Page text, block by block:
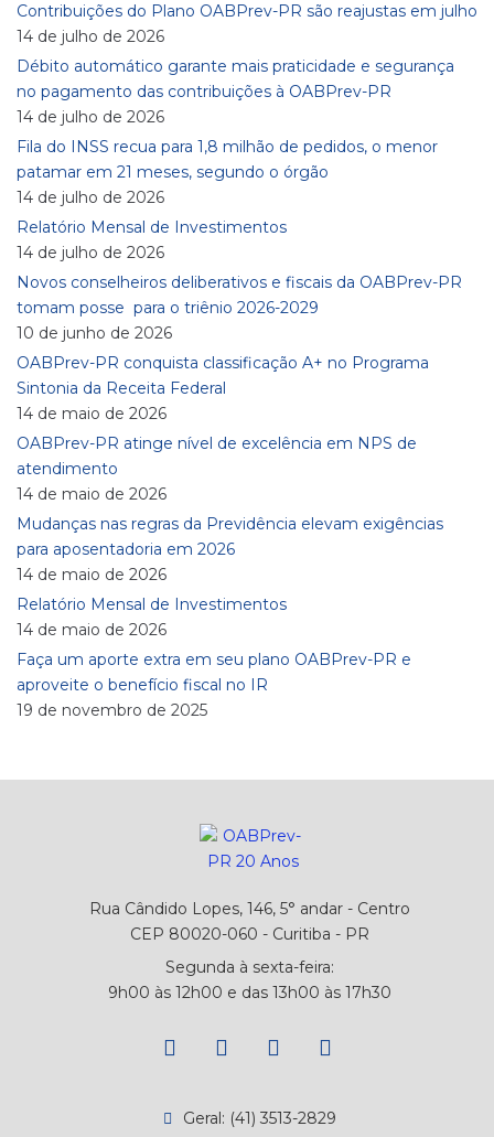
Contribuições do Plano OABPrev-PR são reajustas em julho
14 de julho de 2026
Débito automático garante mais praticidade e segurança
no pagamento das contribuições à OABPrev-PR
14 de julho de 2026
Fila do INSS recua para 1,8 milhão de pedidos, o menor
patamar em 21 meses, segundo o órgão
14 de julho de 2026
Relatório Mensal de Investimentos
14 de julho de 2026
Novos conselheiros deliberativos e fiscais da OABPrev-PR
tomam posse para o triênio 2026-2029
10 de junho de 2026
OABPrev-PR conquista classificação A+ no Programa
Sintonia da Receita Federal
14 de maio de 2026
OABPrev-PR atinge nível de excelência em NPS de
atendimento
14 de maio de 2026
Mudanças nas regras da Previdência elevam exigências
para aposentadoria em 2026
14 de maio de 2026
Relatório Mensal de Investimentos
14 de maio de 2026
Faça um aporte extra em seu plano OABPrev-PR e
aproveite o benefício fiscal no IR
19 de novembro de 2025
Rua Cândido Lopes, 146, 5° andar - Centro
CEP 80020-060 - Curitiba - PR
Segunda à sexta-feira:
9h00 às 12h00 e das 13h00 às 17h30
Geral: (41) 3513-2829